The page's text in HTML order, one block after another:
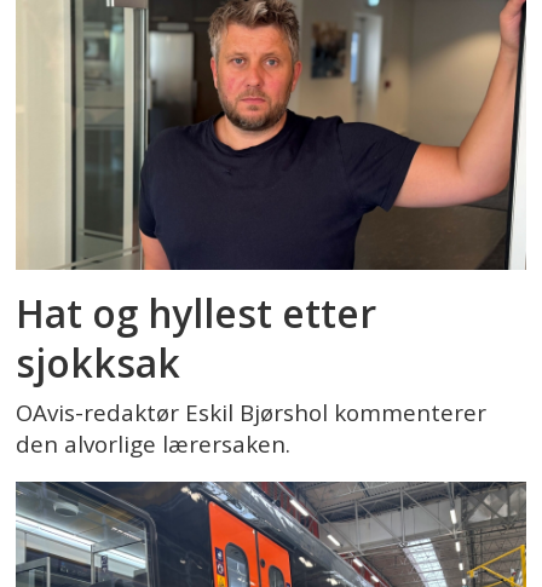
Hat og hyllest etter
sjokksak
OAvis-redaktør Eskil Bjørshol kommenterer
den alvorlige lærersaken.